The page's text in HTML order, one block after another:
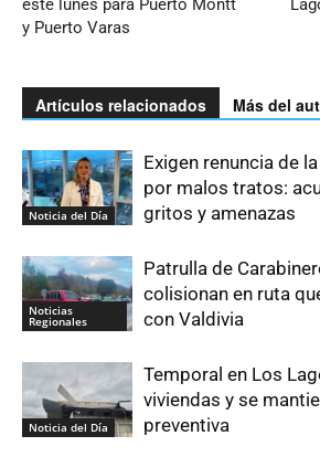
y Puerto Varas
Artículos relacionados Más del
Noticia del Día
Exigen renuncia de
por malos tratos:
gritos y amenazas
Noticias
Regionales
Patrulla de
colisionan en ruta
con Valdivia
Noticia del Día
Temporal en Los
viviendas y se
preventiva